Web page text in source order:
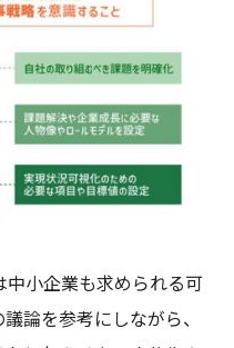
小企業も求められる可
論を参考にしながら、